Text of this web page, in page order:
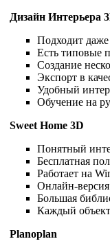
Дизайн Интерьера
Подходит
Есть типовые
Создание
Экспорт в
Удобный
Обучение на
Sweet Home 3D
Понятный
Бесплатная
Работает на
Онлайн-версия
Большая
Каждый
Planoplan